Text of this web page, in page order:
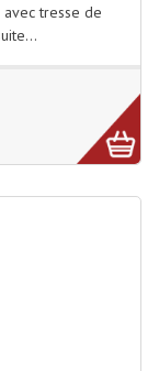
tresse de